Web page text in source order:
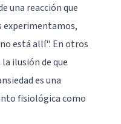
una reacción que
experimentamos,
está allí". En otros
ilusión de que
es una
fisiológica como